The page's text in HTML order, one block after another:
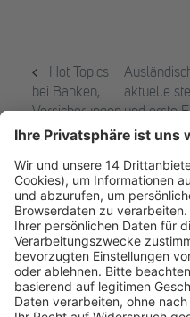
Hot Topics
bei Banken,
Versicherungen
und Asset
aktuelle
und erste
Fachmedien Recht und
Ein Fachbereich der
dfv Mediengruppe